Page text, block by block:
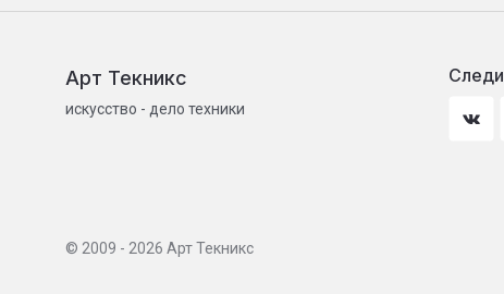
Арт Текникс
искусство - дело техники
© 2009 - 2026 Арт Текникс